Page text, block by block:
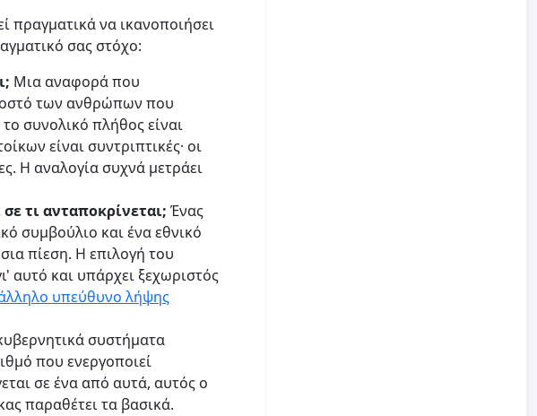
να ικανοποιήσει
σας στόχο:
Μια αναφορά που
των ανθρώπων που
συνολικό πλήθος είναι
είναι συντριπτικές· οι
Η αναλογία συχνά μετράει
τι ανταποκρίνεται; Ένας
συμβούλιο και ένα εθνικό
πίεση. Η επιλογή του
αυτό και υπάρχει ξεχωριστός
υπεύθυνο λήψης
συστήματα
που ενεργοποιεί
σε ένα από αυτά, αυτός ο
παραθέτει τα βασικά.